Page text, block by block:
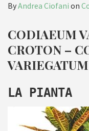
ByAndrea Ciofani on
CODIAEUM
CROTON –
VARIEGATUM
LA PIANTA